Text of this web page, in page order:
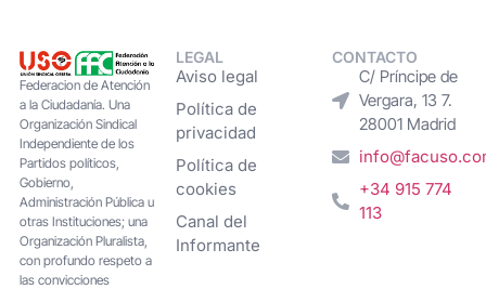
Federacion de Atención
a la Ciudadanía. Una
Organización Sindical
Independiente de los
Partidos políticos,
Gobierno,
Administración Pública u
otras Instituciones; una
Organización Pluralista,
con profundo respeto a
las convicciones
LEGAL
Aviso legal
Política de
privacidad
Política de
cookies
Canal del
Informante
CONTACTO
C/ Príncipe de
Vergara, 13 7.
28001 Madrid
+34 915 774
113